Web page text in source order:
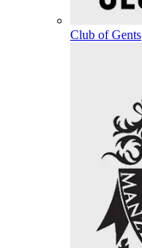
Club of Gents